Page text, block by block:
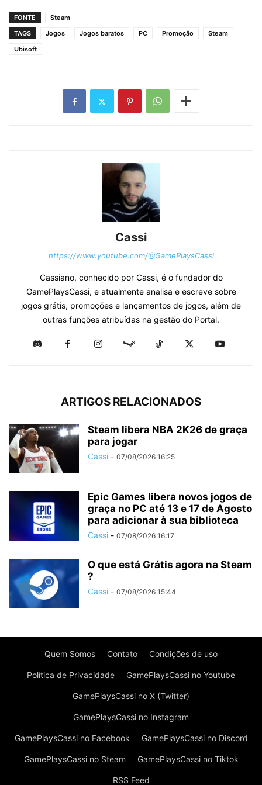
FONTE
Steam
TAGS
Jogos Jogos baratos PC Promoção
Steam
Ubisoft
Cassi
https://www.youtube.com/@GamePlaysCassi
Cassiano, conhecido por Cassi, é o fundador do
GamePlaysCassi, e atualmente analisa e escreve sobre
jogos grátis, promoções e lançamentos de jogos, além de
outras funções atribuídas na gestão do Portal.
ARTIGOS RELACIONADOS
Steam libera NBA 2K26 de graça
para jogar
Cassi - 07/08/2026 16:25
Epic Games libera novos jogos de
graça no PC até 13 e 17 de Agosto
para adicionar à sua biblioteca
Cassi - 07/08/2026 16:17
O que está Grátis agora na Steam
?
Cassi - 07/08/2026 15:44
Quem Somos Contato Condições de uso
Política de Privacidade GamePlaysCassi no Youtube
GamePlaysCassi no X (Twitter)
GamePlaysCassi no Instagram
GamePlaysCassi no Facebook GamePlaysCassi no Discord
GamePlaysCassi no Steam GamePlaysCassi no Tiktok
RSS Feed